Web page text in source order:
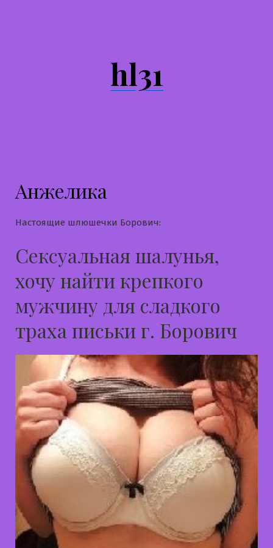
hl31
Анжелика
Настоящие шлюшечки Борович:
Сексуальная шалунья,
хочу найти крепкого
мужчину для сладкого
траха письки г. Борович